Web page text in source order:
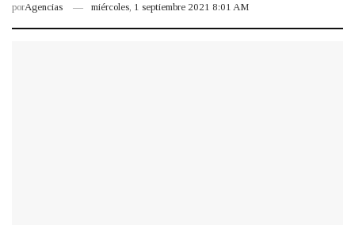
porAgencias miércoles, 1 septiembre 2021 8:01 AM